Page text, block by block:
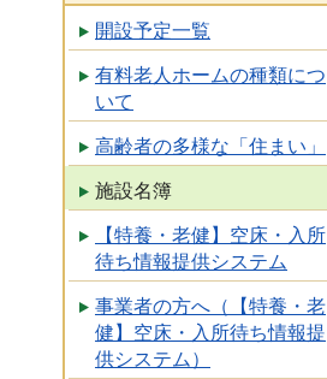
開設予定一覧
有料老人ホームの種類につ
いて
高齢者の多様な「住まい」
施設名簿
【特養・老健】空床・入所
待ち情報提供システム
事業者の方へ（【特養・老
健】空床・入所待ち情報提
供システム）